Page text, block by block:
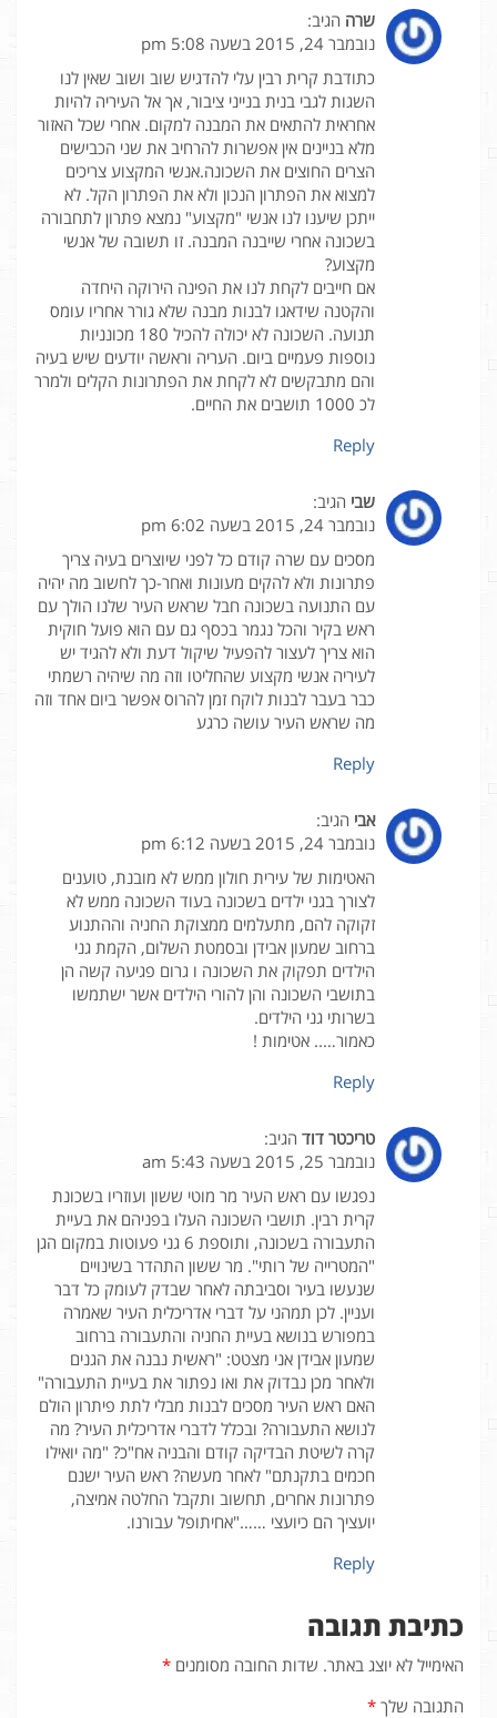
שרה הגיב:
נובמבר 24, 2015 בשעה 5:08 pm
כתודבת קרית רבין עלי להדגיש שוב ושוב שאין לנו
השגות לגבי בנית בנייני ציבור, אך אל העיריה להיות
אחראית להתאים את המבנה למקום. אחרי שכל האזור
מלא בניינים אין אפשרות להרחיב את שני הכבישים
הצרים החוצים את השכונה.אנשי המקצוע צריכים
למצוא את הפתרון הנכון ולא את הפתרון הקל. לא
ייתכן שיענו לנו אנשי "מקצוע" נמצא פתרון לתחבורה
בשכונה אחרי שייבנה המבנה. זו תשובה של אנשי
מקצוע?
אם חייבים לקחת לנו את הפינה הירוקה היחדה
והקטנה שידאגו לבנות מבנה שלא גורר אחריו עומס
תנועה. השכונה לא יכולה להכיל 180 מכונניות
נוספות פעמיים ביום. העריה וראשה יודעים שיש בעיה
והם מתבקשים לא לקחת את הפתרונות הקלים ולמרר
לכ 1000 תושבים את החיים.
Reply
שבי הגיב:
נובמבר 24, 2015 בשעה 6:02 pm
מסכים עם שרה קודם כל לפני שיוצרים בעיה צריך
פתרונות ולא להקים מעונות ואחר-כך לחשוב מה יהיה
עם התנועה בשכונה חבל שראש העיר שלנו הולך עם
ראש בקיר והכל נגמר בכסף גם עם הוא פועל חוקית
הוא צריך לעצור להפעיל שיקול דעת ולא להגיד יש
לעיריה אנשי מקצוע שהחליטו וזה מה שיהיה רשמתי
כבר בעבר לבנות לוקח זמן להרוס אפשר ביום אחד וזה
מה שראש העיר עושה כרגע
Reply
אבי הגיב:
נובמבר 24, 2015 בשעה 6:12 pm
האטימות של עירית חולון ממש לא מובנת, טוענים
לצורך בגני ילדים בשכונה בעוד השכונה ממש לא
זקוקה להם, מתעלמים ממצוקת החניה וההתנוע
ברחוב שמעון אבידן ובסמטת השלום, הקמת גני
הילדים תפקוק את השכונה ו גרום פגיעה קשה הן
בתושבי השכונה והן להורי הילדים אשר ישתמשו
בשרותי גני הילדים.
כאמור….. אטימות !
Reply
טריכטר דוד הגיב:
נובמבר 25, 2015 בשעה 5:43 am
נפגשו עם ראש העיר מר מוטי ששון ועוזריו בשכונת
קרית רבין. תושבי השכונה העלו בפניהם את בעיית
התעבורה בשכונה, ותוספת 6 גני פעוטות במקום הגן
"המטרייה של רותי". מר ששון התהדר בשינויים
שנעשו בעיר וסביבתה לאחר שבדק לעומק כל דבר
ועניין. לכן תמהני על דברי אדריכלית העיר שאמרה
במפורש בנושא בעיית החניה והתעבורה ברחוב
שמעון אבידן אני מצטט: "ראשית נבנה את הגנים
ולאחר מכן נבדוק את ואו נפתור את בעיית התעבורה"
האם ראש העיר מסכים לבנות מבלי לתת פיתרון הולם
לנושא התעבורה? ובכלל לדברי אדריכלית העיר? מה
קרה לשיטת הבדיקה קודם והבניה אח"כ? "מה יואילו
חכמים בתקנתם" לאחר מעשה? ראש העיר ישנם
פתרונות אחרים, תחשוב ותקבל החלטה אמיצה,
יועציך הם כיועצי ……"אחיתופל עבורנו.
Reply
כתיבת תגובה
האימייל לא יוצג באתר. שדות החובה מסומנים *
התגובה שלך *